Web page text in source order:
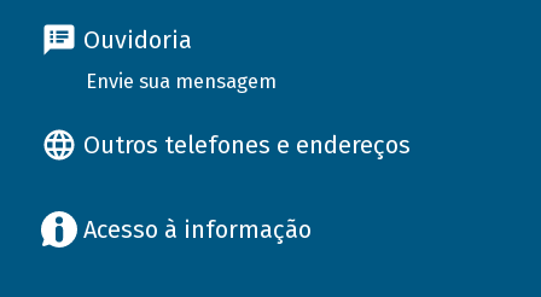
Ouvidoria
Envie sua mensagem
Outros telefones e endereços
Acesso à informação